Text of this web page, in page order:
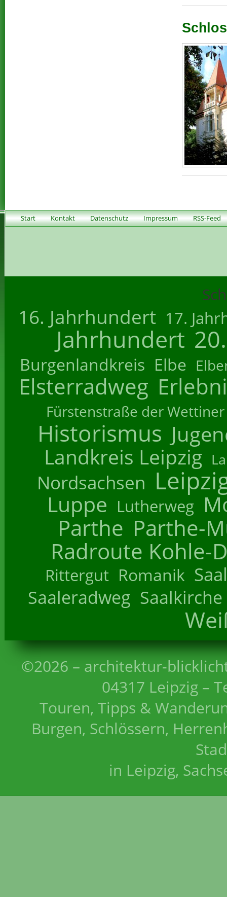
Start Kontakt Datenschutz Impressum RSS-Feed
16. Jahrhundert 17.
Jahrhundert
Burgenlandkreis Elbe
Elsterradweg
Fürstenstraße der Wettiner
Historismus
Landkreis Leipzig
Nordsachsen
Luppe Lutherweg
Parthe Parthe-
Radroute Kohle-
Rittergut Romanik
Saaleradweg Saalkirche
©2026 – architektur-
04317 Leipzig –
Touren, Tipps &
Burgen, Schlössern,
in Leipzig,